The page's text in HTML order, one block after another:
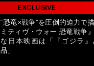
EXCLUSIVE
“恐竜×戦争”を圧倒的迫力で
ミティヴ・ウォー 恐竜戦争
な日本映画は「『ゴジラ』
品」